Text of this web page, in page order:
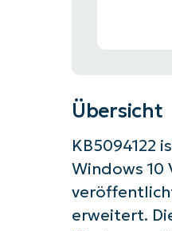
Übersicht
KB5094122
Windows 10
erweitert.